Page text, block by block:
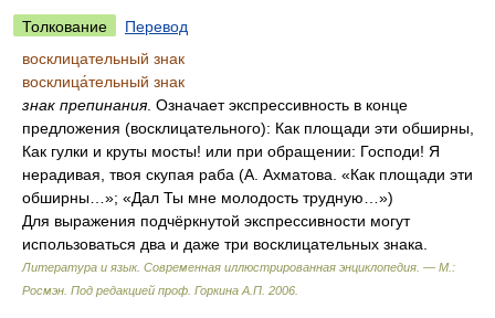
Толкование
Перевод
восклицательный знак
восклица́тельный знак
знак препинания. Означает экспрессивность в конце
предложения (восклицательного): Как площади эти обширны,
Как гулки и круты мосты! или при обращении: Господи! Я
нерадивая, твоя скупая раба (А. Ахматова. «Как площади эти
обширны…»; «Дал Ты мне молодость трудную…»)
Для выражения подчёркнутой экспрессивности могут
использоваться два и даже три восклицательных знака.
Литература и язык. Современная иллюстрированная энциклопедия. — М.:
Росмэн Под редакцией проф. Горкина А.П. 2006